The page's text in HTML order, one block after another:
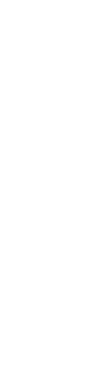
citron Meyer,
jasmin noir, thym.